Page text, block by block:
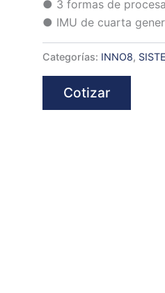
● 3 formas de
● IMU de cuarta
Categorías: INNO8,
Cotizar